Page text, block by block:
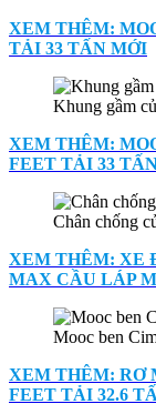
XEM THÊM:
TẢI 33 TẤN MỚI
Khung gầm
XEM THÊM:
FEET TẢI 33
Chân chống
XEM THÊM: XE
MAX CẦU LÁP
Mooc ben
XEM THÊM: RƠ
FEET TẢI 32.6